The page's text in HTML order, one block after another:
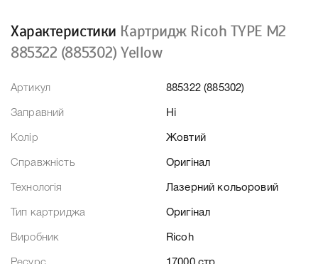
Характеристики Картридж Ricoh TYPE M2
885322 (885302) Yellow
Артикул 885322 (885302)
Заправний Ні
Колір Жовтий
Справжність Оригінал
Технологія Лазерний кольоровий
Тип картриджа Оригінал
Виробник Ricoh